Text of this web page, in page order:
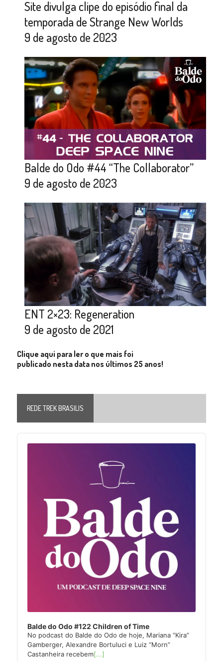
Site divulga clipe do episódio final da
temporada de Strange New Worlds
9 de agosto de 2023
Balde do Odo #44 “The Collaborator”
9 de agosto de 2023
ENT 2×23: Regeneration
9 de agosto de 2021
Clique aqui para ler o que mais foi
publicado nesta data nos últimos 25 anos!
REDE TREK BRASILIS
Audio
Player
Balde do Odo #122 Children of Time
No podcast do Balde do Odo de hoje, Mariana “Kira”
Gamberger, Alexandre Bortuluci e Luiz “Morn”
Castanheira recebem[...]